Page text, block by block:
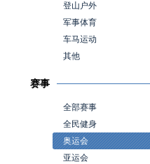
登山户外
军事体育
车马运动
其他
赛事
全部赛事
全民健身
奥运会
亚运会